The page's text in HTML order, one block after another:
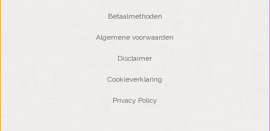
Betaalmethoden
Algemene voorwaarden
Disclaimer
Cookieverklaring
Privacy Policy